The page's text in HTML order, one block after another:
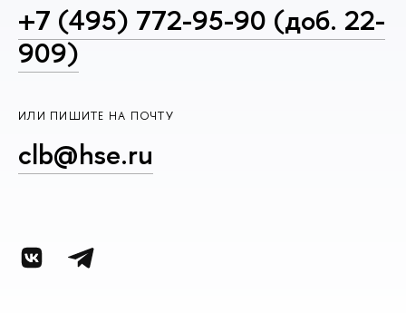
+7 (495) 772-95-90 (доб. 22-
909)
ИЛИ ПИШИТЕ НА ПОЧТУ
clb@hse.ru